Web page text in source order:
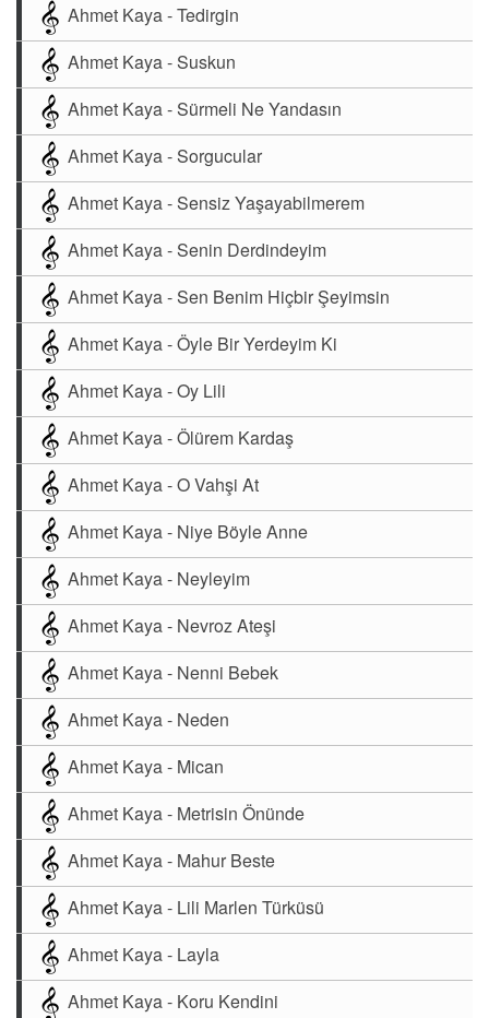
Ahmet Kaya - Tedirgin
Ahmet Kaya - Suskun
Ahmet Kaya - Sürmeli Ne Yandasın
Ahmet Kaya - Sorgucular
Ahmet Kaya - Sensiz Yaşayabilmerem
Ahmet Kaya - Senin Derdindeyim
Ahmet Kaya - Sen Benim Hiçbir Şeyimsin
Ahmet Kaya - Öyle Bir Yerdeyim Ki
Ahmet Kaya - Oy Lili
Ahmet Kaya - Ölürem Kardaş
Ahmet Kaya - O Vahşi At
Ahmet Kaya - Niye Böyle Anne
Ahmet Kaya - Neyleyim
Ahmet Kaya - Nevroz Ateşi
Ahmet Kaya - Nenni Bebek
Ahmet Kaya - Neden
Ahmet Kaya - Mican
Ahmet Kaya - Metrisin Önünde
Ahmet Kaya - Mahur Beste
Ahmet Kaya - Lili Marlen Türküsü
Ahmet Kaya - Layla
Ahmet Kaya - Koru Kendini